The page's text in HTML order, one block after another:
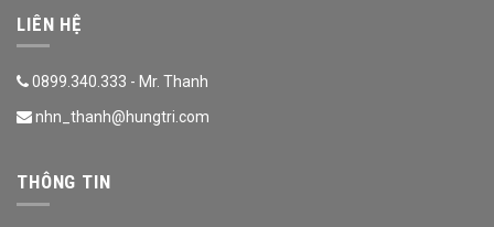
LIÊN HỆ
0899.340.333 - Mr. Thanh
nhn_thanh@hungtri.com
THÔNG TIN